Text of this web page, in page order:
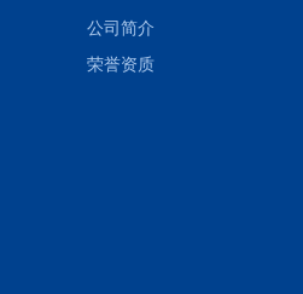
公司简介
荣誉资质